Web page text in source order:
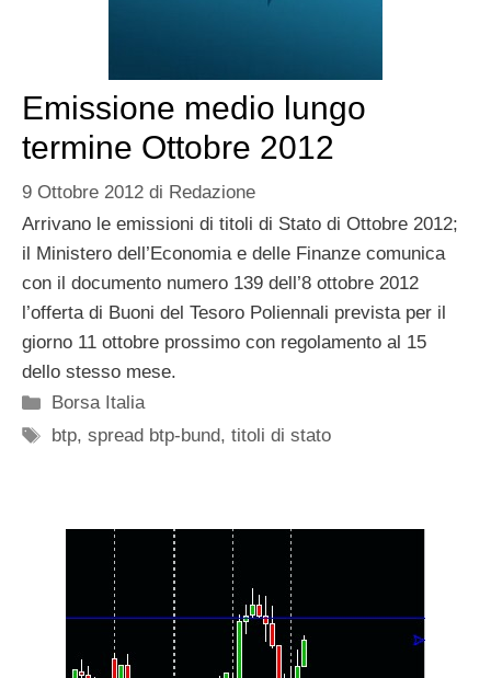
Emissione medio lungo
termine Ottobre 2012
9 Ottobre 2012 di Redazione
Arrivano le emissioni di titoli di Stato di Ottobre 2012;
il Ministero dell’Economia e delle Finanze comunica
con il documento numero 139 dell’8 ottobre 2012
l’offerta di Buoni del Tesoro Poliennali prevista per il
giorno 11 ottobre prossimo con regolamento al 15
dello stesso mese.
Categorie
Borsa Italia
Tag
btp,spread btp-bund,titoli di stato